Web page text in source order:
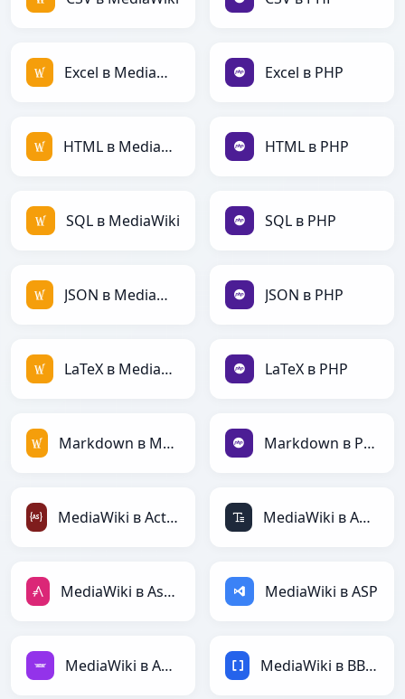
Excel в MediaWiki Excel в PHP
HTML в MediaWiki HTML в PHP
SQL в MediaWiki SQL в PHP
JSON в MediaWiki JSON в PHP
LaTeX в MediaWiki LaTeX в PHP
Markdown в MediaWiki Markdown в PHP
MediaWiki в ActionScript MediaWiki в ASCII
MediaWiki в AsciiDoc MediaWiki в ASP
MediaWiki в Avro MediaWiki в BBCode